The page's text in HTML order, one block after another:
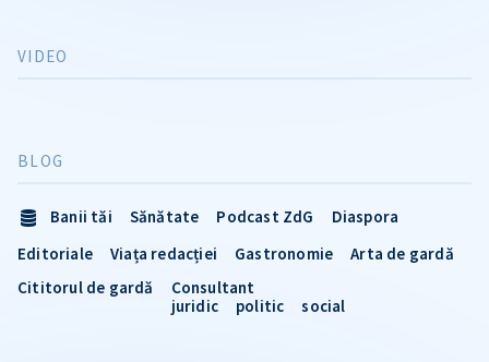
VIDEO
BLOG
Banii tăi Sănătate Podcast ZdG
Diaspora
Editoriale
Viața redacției Gastronomie
Arta de gardă
Cititorul de gardă
Consultant
juridic
politic social